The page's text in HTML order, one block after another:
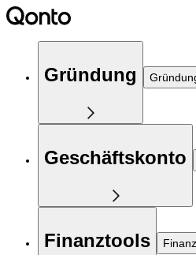
Gründung
Geschäftskonto
Finanztools